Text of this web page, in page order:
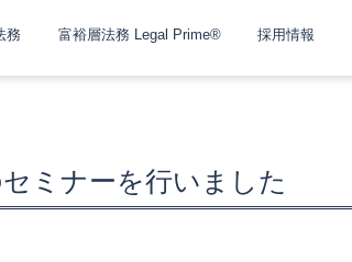
務 富裕層法務 Legal Prime® 採用情報
ミナーを行いました